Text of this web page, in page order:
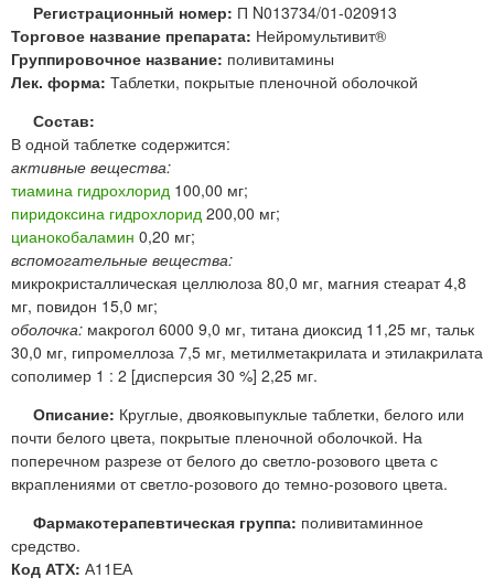
Регистрационный номер: П N013734/01-020913
Торговое название препарата: Нейромультивит®
Группировочное название: поливитамины
Лек. форма: Таблетки, покрытые пленочной оболочкой
Состав:
В одной таблетке содержится:
активные вещества:
тиамина гидрохлорид 100,00 мг;
пиридоксина гидрохлорид 200,00 мг;
цианокобаламин 0,20 мг;
вспомогательные вещества:
микрокристаллическая целлюлоза 80,0 мг, магния стеарат 4,8
мг, повидон 15,0 мг;
оболочка: макрогол 6000 9,0 мг, титана диоксид 11,25 мг, тальк
30,0 мг, гипромеллоза 7,5 мг, метилметакрилата и этилакрилата
сополимер 1 : 2 [дисперсия 30 %] 2,25 мг.
Описание: Круглые, двояковыпуклые таблетки, белого или
почти белого цвета, покрытые пленочной оболочкой. На
поперечном разрезе от белого до светло-розового цвета с
вкраплениями от светло-розового до темно-розового цвета.
Фармакотерапевтическая группа: поливитаминное
средство.
Код АТХ: А11ЕА